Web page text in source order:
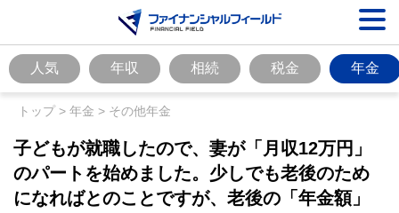
人気 年収 相続 税金 年金
トップ> 年金 > その他年金
子どもが就職したので、妻が「月収12万円」
のパートを始めました。少しでも老後のため
になればとのことですが、老後の「年金額」